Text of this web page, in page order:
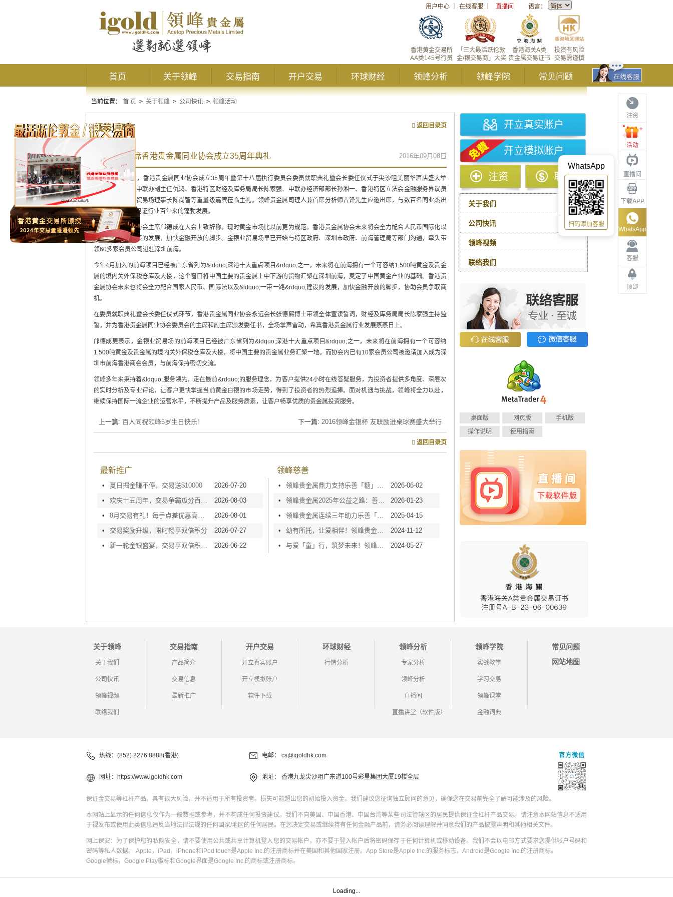
用户中心 在线客服 直播间 语言：
投资有风险
交易需谨慎
香港海关A类
贵金属交易证书
「三大最活跃伦敦
金/银交易商」大奖
香港黄金交易所
AA类145号行员
首页 关于领峰 交易指南 开户交易 环球财经 领峰分析 领峰学院 常见问题
注资
活动
直播间
下载APP
客服
顶部
WhatsApp
WhatsApp
扫码添加客服
当前位置： 首 页 > 关于领峰 > 公司快讯 > 领峰活动
领峰活动 返回目录页
领峰应邀出席香港贵金属同业协会成立35周年典礼 2016年09月08日
2016年8月18日，香港贵金属同业协会成立35周年暨第十八届执行委员会委员就职典礼暨会长委任仪式于尖沙咀美丽华酒店盛大举
行。典礼邀请到中联办副主任仇鸿、香港特区财经及库务局局长陈家强、中联办经济部部长孙湘一、香港特区立法会金融服务界议员
张华峰、金银业贸易场理事长陈尚智等重量级嘉宾莅临主礼。领峰贵金属司理人兼首席分析师古锋先生应邀出席，与数百名同业杰出
代表齐聚一堂，见证行业百年来的蓬勃发展。
香港贵金属同业协会主席邝德成在大会上致辞称，现时黄金市场比以前更为规范，香港贵金属协会未来将会全力配合人民币国际化以
「一带一路」政策的发展，加快金融开放的脚步。金银业贸易场早已开始与特区政府、深圳市政府、前海管理局等部门沟通，牵头带
领60多家会员公司进驻深圳前海。
今年4月加入的前海项目已经被广东省列为&ldquo;深港十大重点项目&rdquo;之一，未来将在前海拥有一个可容纳1,500吨黄金及贵金
属的境内关外保税仓库及大楼，这个窗口将中国主要的贵金属上中下游的货物汇聚在深圳前海，奠定了中国黄金产业的基础。香港贵
金属协会未来也将会全力配合国家人民币、国际法以及&ldquo;一带一路&rdquo;建设的发展，加快金融开放的脚步，协助会员争取商
机。
在委员就职典礼暨会长委任仪式环节，香港贵金属同业协会永远会长张德熙博士带领全体宣读誓词，财经及库务局局长陈家强主持监
誓，并为香港贵金属同业协会委员会的主席和副主席颁发委任书，全场掌声雷动，希冀香港贵金属行业发展蒸蒸日上。
邝德成更表示，金银业贸易场的前海项目已经被广东省列为&ldquo;深港十大重点项目&rdquo;之一，未来将在前海拥有一个可容纳
1,500吨黄金及贵金属的境内关外保税仓库及大楼，将中国主要的贵金属业务汇聚一地。而协会内已有10家会员公司被邀请加入成为深
圳市前海香港商会会员，与前海保持密切交流。
领峰多年来秉持着&ldquo;服务领先，走在最前&rdquo;的服务理念，为客户提供24小时在线答疑服务，为投资者提供多角度、深层次
的实时分析及专业评论，让客户更快掌握当前黄金白银的市场走势，得到了投资者的热烈追捧。面对机遇与挑战，领峰将全力以赴，
继续保持国际一流企业的运营水平，不断提升产品及服务质素，让客户畅享优质的贵金属投资服务。
上一篇: 百人同祝领峰5岁生日快乐！ 下一篇: 2016领峰金银杯 友联励进桌球赛盛大举行
返回目录页
最新推广
• 夏日掘金赚不停，交易送$10000
2026-07-20
•
欢庆十五周年，交易争霸瓜分百万奖金！
2026-08-03
•
2026-08-01
•
交易奖励升级，限时畅享双倍积分
2026-07-27
•
2026-06-22
领峰慈善
•
2026-06-02
•
2026-01-23
•
2025-04-15
•
2024-11-12
•
2024-05-27
开立真实账户
开立模拟账户
注资 取款
关于我们
公司快讯
领峰视频
联络我们
桌面版 网页版
手机版
操作说明
使用指南
关于领峰
关于我们
公司快讯
领峰视频
联络我们
交易指南
产品简介
交易信息
最新推广
开户交易
开立真实账户
开立模拟账户
软件下载
环球财经
行情分析
领峰分析
专家分析
领峰分析
直播间
直播讲堂（软件版）
领峰学院
实战教学
学习交易
领峰课堂
金融词典
常见问题
网站地图
热线：(852) 2276 8888(香港) 电邮： cs@igoldhk.com
网址： https://www.igoldhk.com 地址： 香港九龙尖沙咀广东道100号彩星集团大厦19楼全层
官方微信
保证金交易等杠杆产品，具有很大风险，并不适用于所有投资者。损失可能超出您的初始投入资金。我们建议您征询独立顾问的意见，确保您在交易前完全了解可能涉及的风险。
本网站上显示的任何信息仅作为一般数据或参考，并不构成任何投资建议。我们不向美国、中国香港、中国台湾等某些司法管辖区的居民提供保证金杠杆产品交易。请注意本网站信息不适用
于视发布或使用此类信息违反当地法律法规的任何国家/地区的任何居民。在您决定交易或继续持有任何金融产品前，请务必阅读理解并同意我们的产品披露声明和其他相关文件。
网上保安：为了保护您的私隐安全，请不要使用公共或共享计算机登入您的交易帐户，亦不要于登入帐户后将密码保存于任何计算机或移动设备。我们不会以电邮方式要求您提供帐户号码和
密码等私人数据。 Apple，iPad，iPhone和iPod touch是Apple Inc.的注册商标并在美国和其他国家注册。App Store是Apple Inc.的服务标志，Android是Google Inc.的注册商标。
Google徽标，Google Play徽标和Google界面是Google Inc.的商标或注册商标。
Loading...